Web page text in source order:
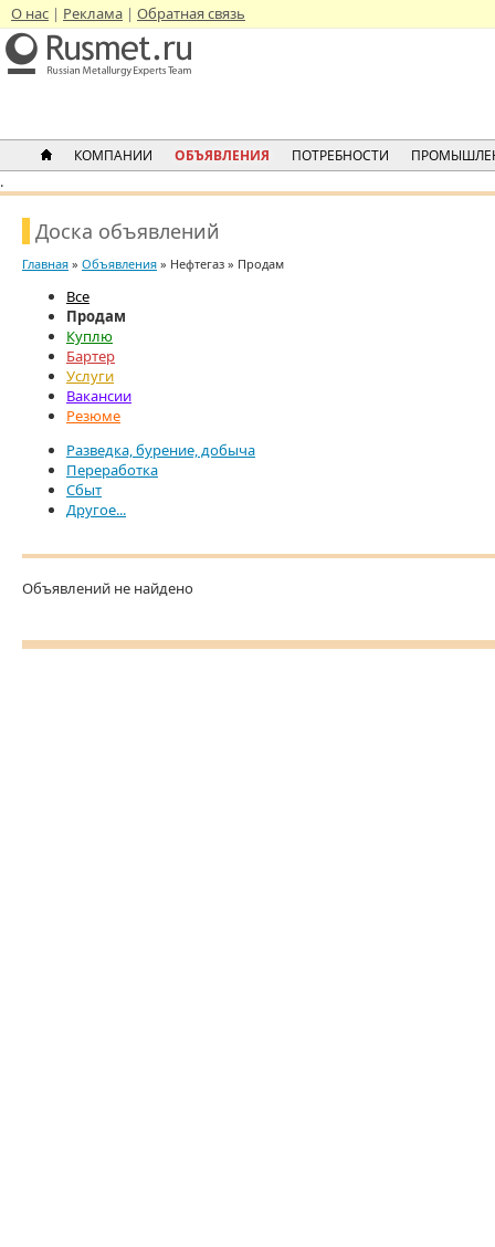
О нас Реклама Обратная связь
КОМПАНИИ ОБЪЯВЛЕНИЯ ПОТРЕБНОСТИ
.
Доска объявлений
Главная » Объявления » Нефтегаз » Продам
Все
Продам
Куплю
Бартер
Услуги
Вакансии
Резюме
Разведка, бурение, добыча
Переработка
Сбыт
Другое...
Объявлений не найдено